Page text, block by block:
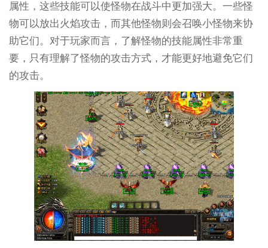
属性，这些技能可以使怪物在战斗中更加强大。一些怪
物可以放出火焰攻击，而其他怪物则会召唤小怪物来协
助它们。对于玩家而言，了解怪物的技能属性非常重
要，只有理解了怪物的攻击方式，才能更好地避免它们
的攻击。